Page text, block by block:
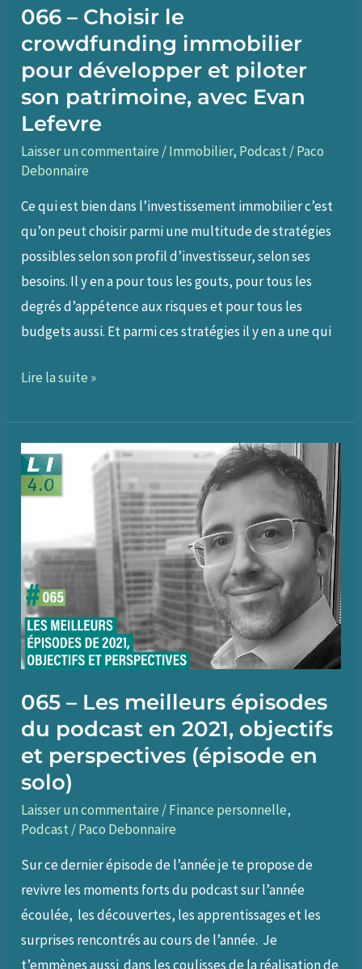
2022,
avec
Balussaud
066 – Choisir le
crowdfunding immobilier
pour développer et piloter
son patrimoine, avec Evan
Lefevre
Laisser un commentaire /Immobilier, Podcast /Paco
Debonnaire
Ce qui est bien dans l’investissement immobilier c’est
qu’on peut choisir parmi une multitude de stratégies
possibles selon son profil d’investisseur, selon ses
besoins. Il y en a pour tous les gouts, pour tous les
degrés d’appétence aux risques et pour tous les
budgets aussi. Et parmi ces stratégies il y en a une qui
066
Choisir
le
crowdfunding
immobilier
développer
et
piloter
son
patrimoine,
Evan
Lefevre
Lire la suite »
065 – Les meilleurs épisodes
du podcast en 2021, objectifs
et perspectives (épisode en
solo)
Laisser un commentaire /Finance personnelle,
Podcast /Paco Debonnaire
Sur ce dernier épisode de l’année je te propose de
revivre les moments forts du podcast sur l’année
écoulée, les découvertes, les apprentissages et les
surprises rencontrés au cours de l’année. Je
t’emmènes aussi dans les coulisses de la réalisation de